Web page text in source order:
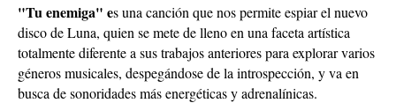
"Tu enemiga" es una canción que nos permite espiar el nuevo
disco de Luna, quien se mete de lleno en una faceta artística
totalmente diferente a sus trabajos anteriores para explorar varios
géneros musicales, despegándose de la introspección, y va en
busca de sonoridades más energéticas y adrenalínicas.